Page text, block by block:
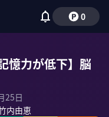
0
憶力が低下】脳
25日
内由恵